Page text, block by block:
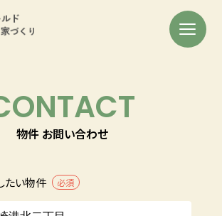
物件 お問い合わせ
たい物件 必須